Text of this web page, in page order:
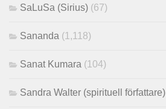
SaLuSa (Sirius) (67)
Sananda (1,118)
Sanat Kumara (104)
Sandra Walter (spirituell författare)